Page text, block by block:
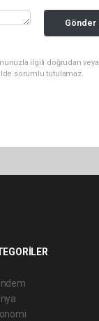
Gönder
ilgili doğrudan veya
sorumlu tutulamaz.